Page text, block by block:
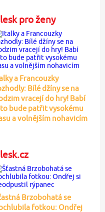
pro ženy
a Francouzky
Bílé džíny se na
vracejí do hry! Babí
bude patřit vysokému
a volnějším nohavicím
Brzobohatá se
fotkou: Ondřej